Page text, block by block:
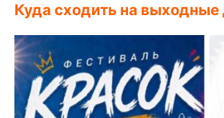
Куда сходить на выходные